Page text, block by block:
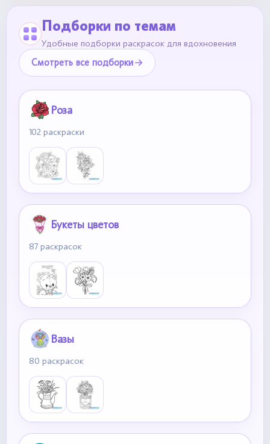
Подборки по темам
Удобные подборки раскрасок для вдохновения
Смотреть все подборки
Роза
102 раскраски
Букеты цветов
87 раскрасок
Вазы
80 раскрасок